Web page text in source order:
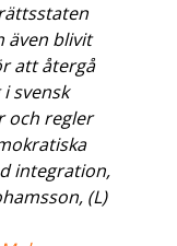
även blivit
att återgå
svensk
och regler
integration,
(L)